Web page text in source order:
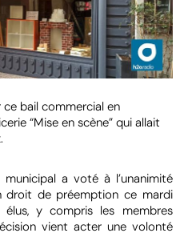
bail commercial en
“Mise en scène” qui allait
a voté à l’unanimité
droit de préemption ce mardi
y compris les membres
vient acter une volonté